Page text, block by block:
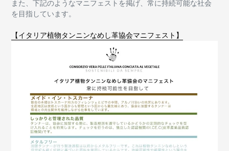
また、下記のようなマニフェストを掲げ、常に持続可能な社会
を目指しています。
【イタリア植物タンニンなめし革協会マニフェスト】